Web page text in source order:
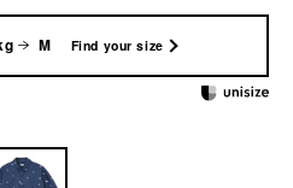
M Find your size